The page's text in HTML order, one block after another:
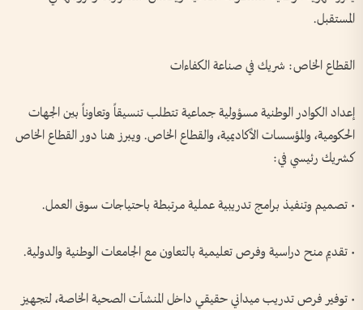
المستقبل.
القطاع الخاص: شريك في صناعة الكفاءات
إعداد الكوادر الوطنية مسؤولية جماعية تتطلب تنسيقاً وتعاوناً بين الجهات
الحكومية، والمؤسسات الأكاديمية، والقطاع الخاص. ويبرز هنا دور القطاع الخاص
كشريك رئيسي في:
• تصميم وتنفيذ برامج تدريبية عملية مرتبطة باحتياجات سوق العمل.
• تقديم منح دراسية وفرص تعليمية بالتعاون مع الجامعات الوطنية والدولية.
• توفير فرص تدريب ميداني حقيقي داخل المنشآت الصحية الخاصة، لتجهيز